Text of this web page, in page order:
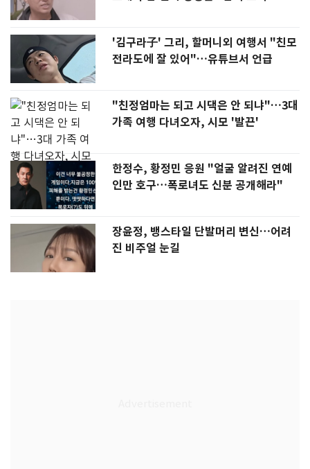
'김구라子' 그리, 할머니외 여행서 "친모
전라도에 잘 있어"…유튜브서 언급
"친정엄마는 되고 시댁은 안 되냐"…3대
가족 여행 다녀오자, 시모 '발끈'
한정수, 황정민 응원 "얼굴 알려진 연예
인만 호구…폭로녀도 신분 공개해라"
장윤정, 뱅스타일 단발머리 변신…어려
진 비주얼 눈길